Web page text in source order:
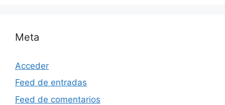
Meta
Acceder
Feed de entradas
Feed de comentarios